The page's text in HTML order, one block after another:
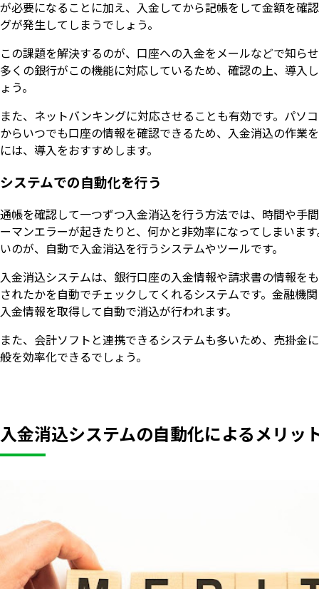
が必要になることに加え、入金してから記帳をして金額を確
グが発生してしまうでしょう。
この課題を解決するのが、口座への入金をメールなどで知ら
多くの銀行がこの機能に対応しているため、確認の上、導入
ょう。
また、ネットバンキングに対応させることも有効です。パソ
からいつでも口座の情報を確認できるため、入金消込の作業
には、導入をおすすめします。
システムでの自動化を行う
通帳を確認して一つずつ入金消込を行う方法では、時間や手
ーマンエラーが起きたりと、何かと非効率になってしまいま
いのが、自動で入金消込を行うシステムやツールです。
入金消込システムは、銀行口座の入金情報や請求書の情報を
されたかを自動でチェックしてくれるシステムです。金融機
入金情報を取得して自動で消込が行われます。
また、会計ソフトと連携できるシステムも多いため、売掛金
般を効率化できるでしょう。
入金消込システムの自動化によるメリッ